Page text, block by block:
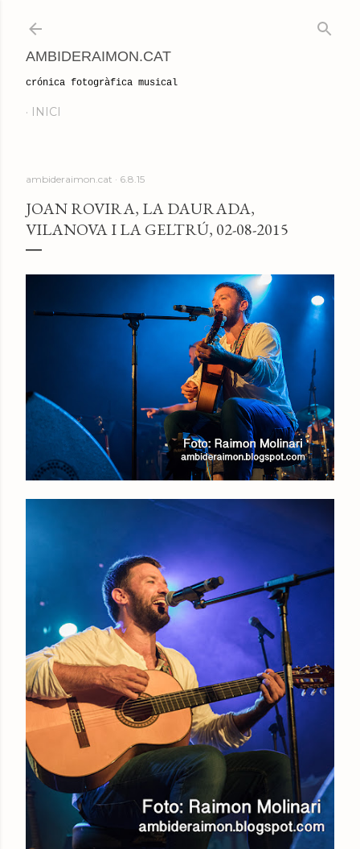
AMBIDERAIMON.CAT
crónica fotogràfica musical
INICI
ambideraimon.cat 6.8.15
JOAN ROVIRA, LA DAURADA,
VILANOVA I LA GELTRÚ, 02-08-2015